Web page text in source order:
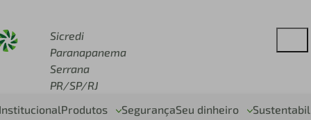
Sicredi
Paranapanema
Serrana
PR/SP/RJ
Produtos SegurançaSeu dinheiro